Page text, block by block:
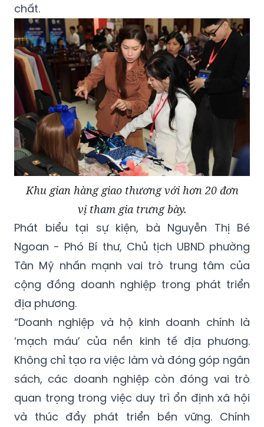
chất.
Khu gian hàng giao thương với hơn 20 đơn
vị tham gia trưng bày.
Phát biểu tại sự kiện, bà Nguyễn Thị Bé
Ngoan - Phó Bí thư, Chủ tịch UBND phường
Tân Mỹ nhấn mạnh vai trò trung tâm của
cộng đồng doanh nghiệp trong phát triển
địa phương.
“Doanh nghiệp và hộ kinh doanh chính là
‘mạch máu’ của nền kinh tế địa phương.
Không chỉ tạo ra việc làm và đóng góp ngân
sách, các doanh nghiệp còn đóng vai trò
quan trọng trong việc duy trì ổn định xã hội
và thúc đẩy phát triển bền vững. Chính